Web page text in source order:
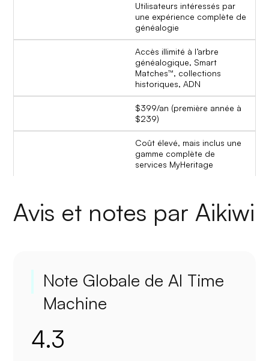
Utilisateurs intéressés par
une expérience complète de
généalogie
Accès illimité à l’arbre
généalogique, Smart
Matches™, collections
historiques, ADN
$399/an (première année à
$239)
Coût élevé, mais inclus une
gamme complète de
services MyHeritage
Avis et notes par Aikiwi
Note Globale de AI Time
Machine
4.3